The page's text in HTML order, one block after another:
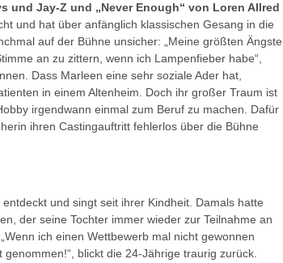
und Jay-Z und „Never Enough“ von Loren Allred
und hat über anfänglich klassischen Gesang in die
auf der Bühne unsicher: „Meine größten Ängste
an zu zittern, wenn ich Lampenfieber habe“,
Dass Marleen eine sehr soziale Ader hat,
in einem Altenheim. Doch ihr großer Traum ist
irgendwann einmal zum Beruf zu machen. Dafür
ihren Castingauftritt fehlerlos über die Bühne
und singt seit ihrer Kindheit. Damals hatte
der seine Tochter immer wieder zur Teilnahme an
ich einen Wettbewerb mal nicht gewonnen
blickt die 24-Jährige traurig zurück.